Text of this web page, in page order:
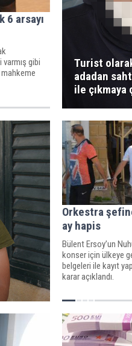
6 arsayı
gibi
Turist
adadan
ile çıkmaya
Orkestra
ay hapis
Bülent Ersoy’un
konser için ülkeye
belgeleri ile kayıt
karar açıklandı.